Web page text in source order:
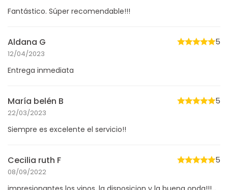
Fantástico. Súper recomendable!!!
Aldana G
12/04/2023
5
Entrega inmediata
María belén B
22/03/2023
5
Siempre es excelente el servicio!!
Cecilia ruth F
08/09/2022
5